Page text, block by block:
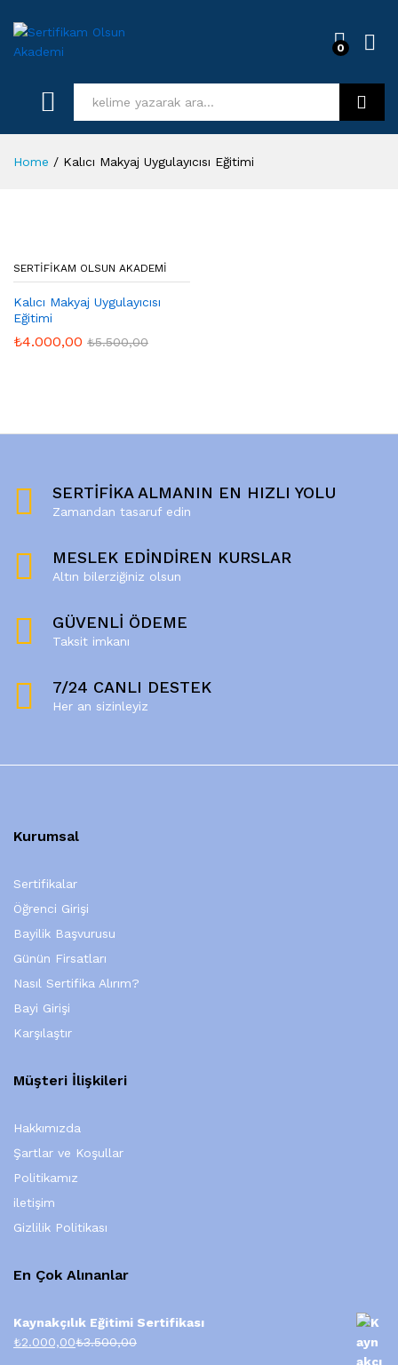
0
Home / Kalıcı Makyaj Uygulayıcısı Eğitimi
SERTIFIKAM OLSUN AKADEMI
Kalıcı Makyaj Uygulayıcısı
Eğitimi
₺4.000,00 ₺5.500,00
SERTİFİKA ALMANIN EN HIZLI YOLU
Zamandan tasaruf edin
MESLEK EDİNDİREN KURSLAR
Altın bilerziğiniz olsun
GÜVENLİ ÖDEME
Taksit imkanı
7/24 CANLI DESTEK
Her an sizinleyiz
Kurumsal
Sertifikalar
Öğrenci Girişi
Bayilik Başvurusu
Günün Firsatları
Nasıl Sertifika Alırım?
Bayi Girişi
Karşılaştır
Müşteri İlişkileri
Hakkımızda
Şartlar ve Koşullar
Politikamız
iletişim
Gizlilik Politikası
En Çok Alınanlar
Kaynakçılık Eğitimi Sertifikası
₺2.000,00₺3.500,00